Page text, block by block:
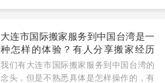
大连市国际搬家服务到中国台湾是一
种怎样的体验？有人分享搬家经历
吗？
我们有大连市国际搬家服务到中国台湾的
念头，但是不熟悉具体是怎样操作的，有